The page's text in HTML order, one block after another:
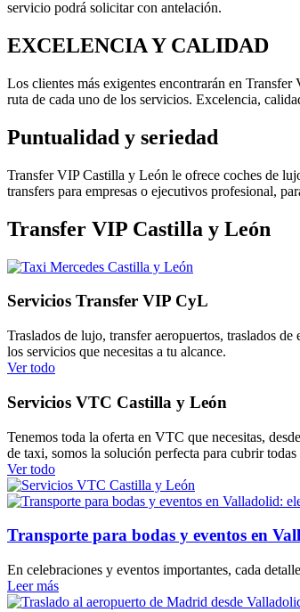
servicio podrá solicitar con antelación.
EXCELENCIA Y CALIDAD
Los clientes más exigentes encontrarán en
ruta de cada uno de los servicios. Excelencia,
Puntualidad y seriedad
Transfer VIP Castilla y León le ofrece coches de
transfers para empresas o ejecutivos profesional,
Transfer VIP Castilla y León
Servicios Transfer VIP CyL
Traslados de lujo, transfer aeropuertos, traslados
los servicios que necesitas a tu alcance.
Ver todo
Servicios VTC Castilla y León
Tenemos toda la oferta en VTC que necesitas,
de taxi, somos la solución perfecta para cubrir todas
Ver todo
Transporte para bodas y eventos en
En celebraciones y eventos importantes, cada
Leer más